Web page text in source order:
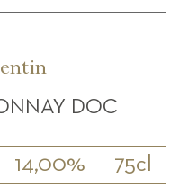
DOC
14,00% 75cl